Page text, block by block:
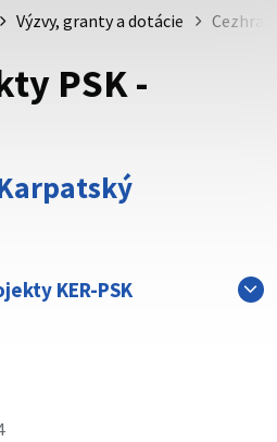
že zdieľate informácie iba
Zabezpečená stránka
Výzvy, granty a dotácie
PSK -
KER-PSK